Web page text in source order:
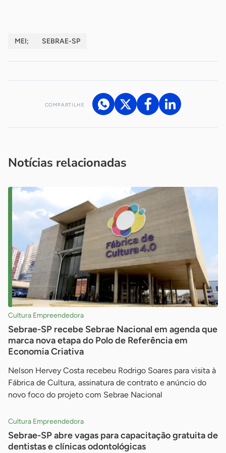
MEI; SEBRAE-SP
COMPARTILHE
Notícias relacionadas
Cultura Empreendedora
Sebrae-SP recebe Sebrae Nacional em agenda que
marca nova etapa do Polo de Referência em
Economia Criativa
Nelson Hervey Costa recebeu Rodrigo Soares para visita à
Fábrica de Cultura, assinatura de contrato e anúncio do
novo foco do projeto com Sebrae Nacional
Cultura Empreendedora
Sebrae-SP abre vagas para capacitação gratuita de
dentistas e clínicas odontológicas